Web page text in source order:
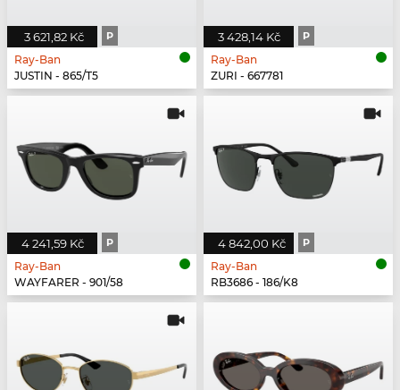
3 621,82 Kč P
Ray-Ban
JUSTIN - 865/T5
3 428,14 Kč P
Ray-Ban
ZURI - 667781
4 241,59 Kč P
Ray-Ban
WAYFARER - 901/58
4 842,00 Kč P
Ray-Ban
RB3686 - 186/K8